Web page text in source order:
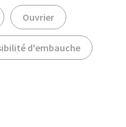
Ouvrier
d'embauche